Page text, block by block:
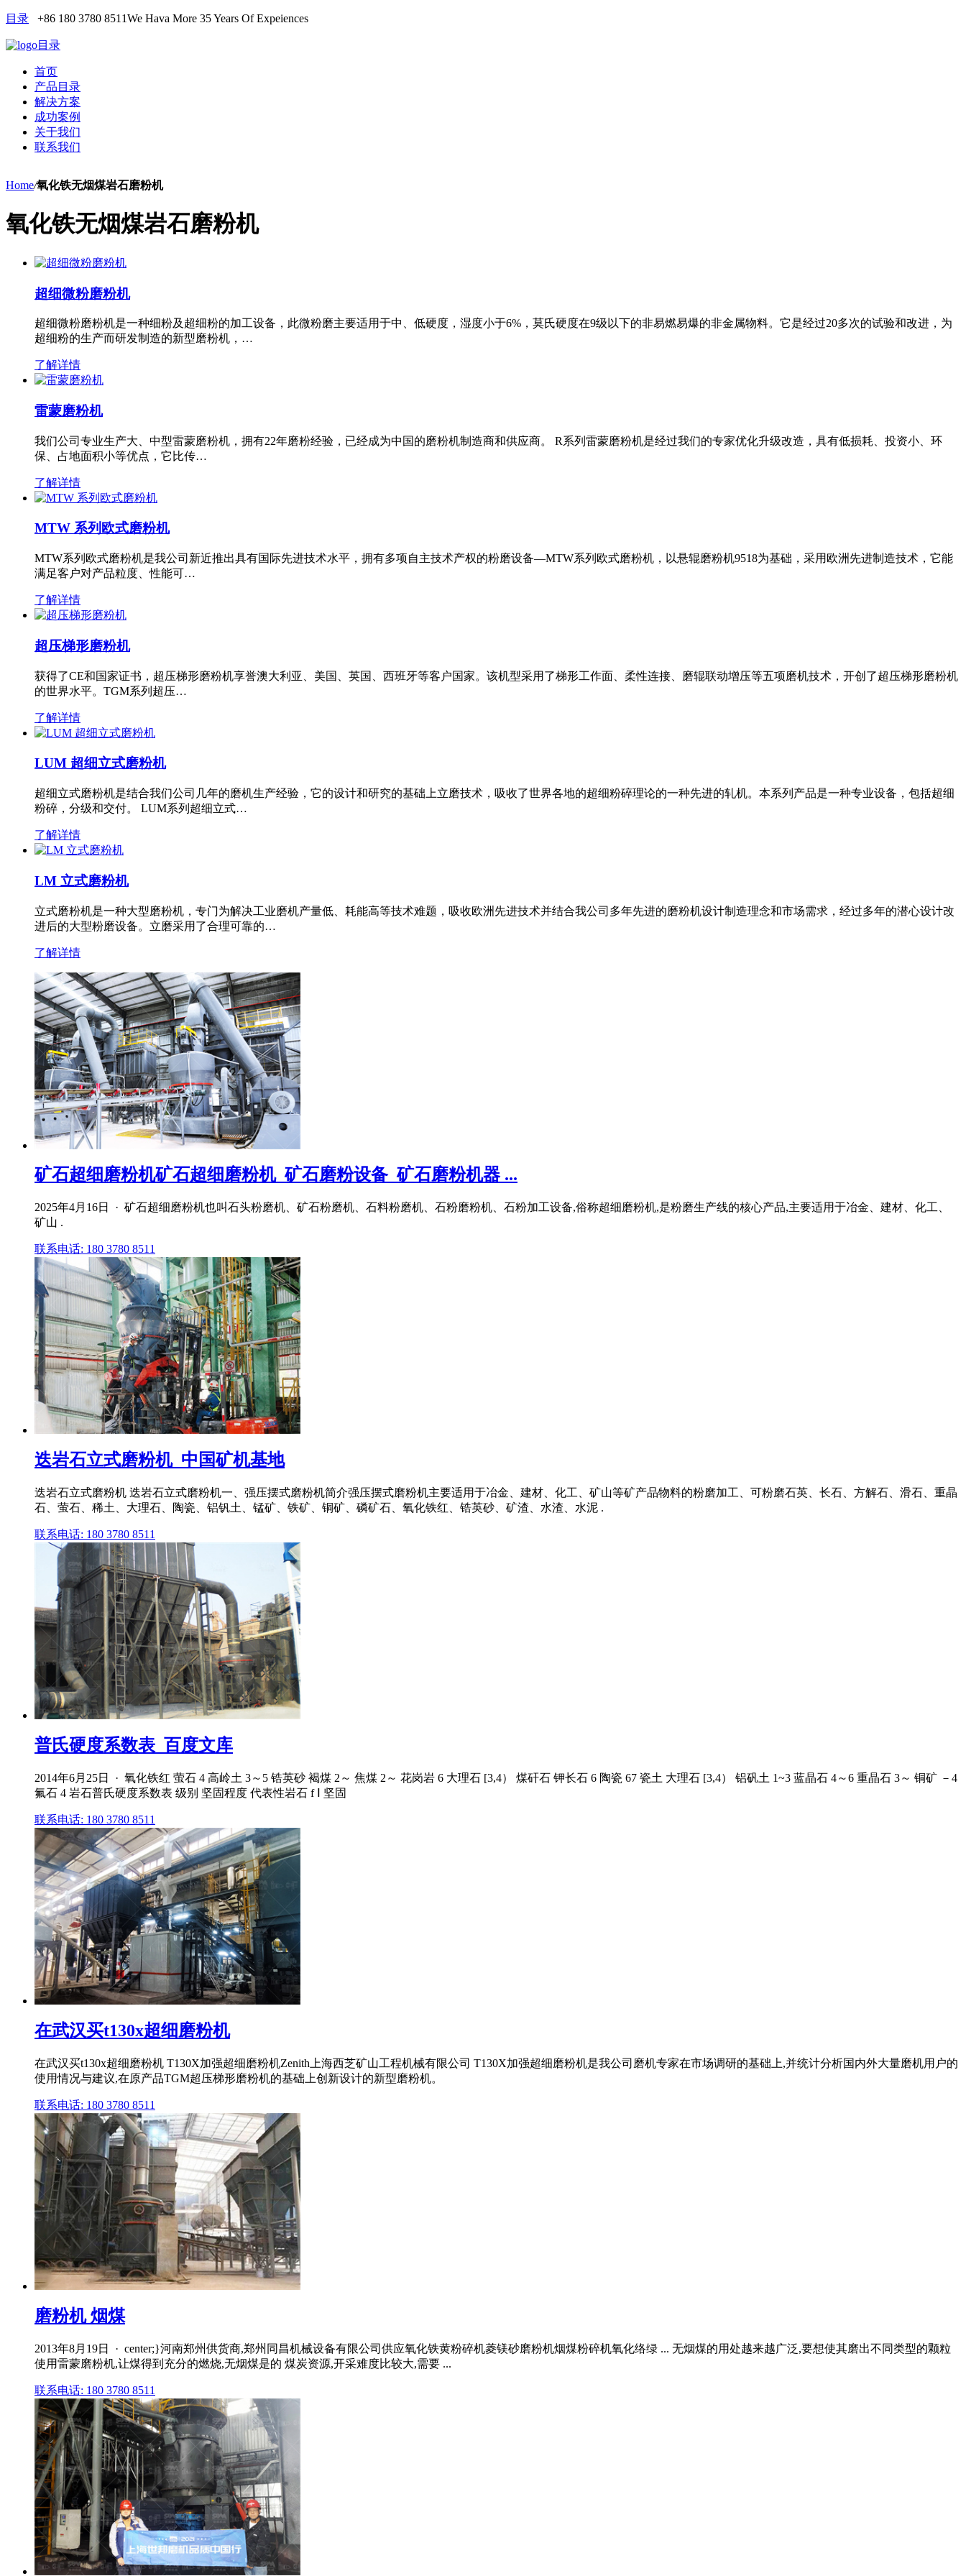
目录 +86 180 3780 8511We Hava More 35 Years Of Expeiences
目录
首页
产品目录
解决方案
成功案例
关于我们
联系我们
Home/氧化铁无烟煤岩石磨粉机
氧化铁无烟煤岩石磨粉机
超细微粉磨粉机
超细微粉磨粉机是一种细粉及超细粉的加工设备，此微粉磨主要适用于中、低硬度，湿度小于6%，莫氏硬度在9级以下的非易燃易爆的非金属物料。它是经过20多次的试验和改进，为
超细粉的生产而研发制造的新型磨粉机，…
了解详情
雷蒙磨粉机
我们公司专业生产大、中型雷蒙磨粉机，拥有22年磨粉经验，已经成为中国的磨粉机制造商和供应商。 R系列雷蒙磨粉机是经过我们的专家优化升级改造，具有低损耗、投资小、环
保、占地面积小等优点，它比传…
了解详情
MTW 系列欧式磨粉机
MTW系列欧式磨粉机是我公司新近推出具有国际先进技术水平，拥有多项自主技术产权的粉磨设备—MTW系列欧式磨粉机，以悬辊磨粉机9518为基础，采用欧洲先进制造技术，它能
满足客户对产品粒度、性能可…
了解详情
超压梯形磨粉机
获得了CE和国家证书，超压梯形磨粉机享誉澳大利亚、美国、英国、西班牙等客户国家。该机型采用了梯形工作面、柔性连接、磨辊联动增压等五项磨机技术，开创了超压梯形磨粉机
的世界水平。TGM系列超压…
了解详情
LUM 超细立式磨粉机
超细立式磨粉机是结合我们公司几年的磨机生产经验，它的设计和研究的基础上立磨技术，吸收了世界各地的超细粉碎理论的一种先进的轧机。本系列产品是一种专业设备，包括超细
粉碎，分级和交付。 LUM系列超细立式…
了解详情
LM 立式磨粉机
立式磨粉机是一种大型磨粉机，专门为解决工业磨机产量低、耗能高等技术难题，吸收欧洲先进技术并结合我公司多年先进的磨粉机设计制造理念和市场需求，经过多年的潜心设计改
进后的大型粉磨设备。立磨采用了合理可靠的…
了解详情
矿石超细磨粉机矿石超细磨粉机_矿石磨粉设备_矿石磨粉机器 ...
2025年4月16日 · 矿石超细磨粉机也叫石头粉磨机、矿石粉磨机、石料粉磨机、石粉磨粉机、石粉加工设备,俗称超细磨粉机,是粉磨生产线的核心产品,主要适用于冶金、建材、化工、
矿山 .
联系电话: 180 3780 8511
迭岩石立式磨粉机_中国矿机基地
迭岩石立式磨粉机 迭岩石立式磨粉机一、强压摆式磨粉机简介强压摆式磨粉机主要适用于冶金、建材、化工、矿山等矿产品物料的粉磨加工、可粉磨石英、长石、方解石、滑石、重晶
石、萤石、稀土、大理石、陶瓷、铝钒土、锰矿、铁矿、铜矿、磷矿石、氧化铁红、锆英砂、矿渣、水渣、水泥 .
联系电话: 180 3780 8511
普氏硬度系数表_百度文库
2014年6月25日 · 氧化铁红 萤石 4 高岭土 3～5 锆英砂 褐煤 2～ 焦煤 2～ 花岗岩 6 大理石 [3,4） 煤矸石 钾长石 6 陶瓷 67 瓷土 大理石 [3,4） 铝矾土 1~3 蓝晶石 4～6 重晶石 3～ 铜矿 －4
氟石 4 岩石普氏硬度系数表 级别 坚固程度 代表性岩石 f Ⅰ 坚固
联系电话: 180 3780 8511
在武汉买t130x超细磨粉机
在武汉买t130x超细磨粉机 T130X加强超细磨粉机Zenith上海西芝矿山工程机械有限公司 T130X加强超细磨粉机是我公司磨机专家在市场调研的基础上,并统计分析国内外大量磨机用户的
使用情况与建议,在原产品TGM超压梯形磨粉机的基础上创新设计的新型磨粉机。
联系电话: 180 3780 8511
磨粉机 烟煤
2013年8月19日 · center;}河南郑州供货商,郑州同昌机械设备有限公司供应氧化铁黄粉碎机菱镁砂磨粉机烟煤粉碎机氧化络绿 ... 无烟煤的用处越来越广泛,要想使其磨出不同类型的颗粒
使用雷蒙磨粉机,让煤得到充分的燃烧,无烟煤是的 煤炭资源,开采难度比较大,需要 ...
联系电话: 180 3780 8511